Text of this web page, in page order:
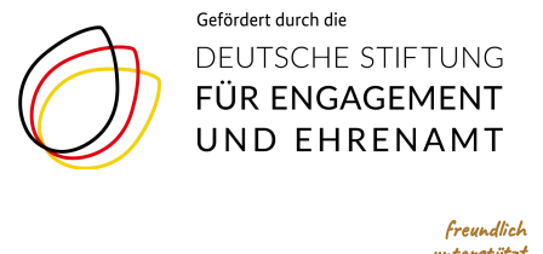
freundlich